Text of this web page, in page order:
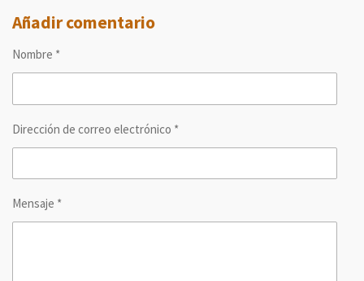
p
a
t
p
a
p
a
p
a
Añadir comentario
Nombre *
Dirección de correo electrónico *
Mensaje *